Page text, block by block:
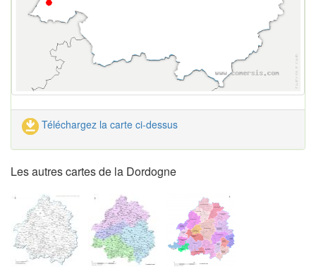
Téléchargez la carte ci-dessus
Les autres cartes de la Dordogne